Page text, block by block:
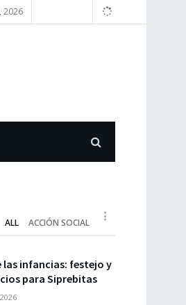
2026
ALL ACCIÓN SOCIAL
las infancias: festejo y
para Siprebitas